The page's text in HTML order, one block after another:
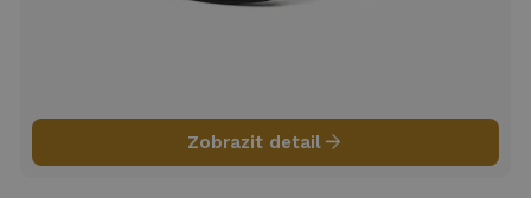
Zobrazit detailarrow_forward